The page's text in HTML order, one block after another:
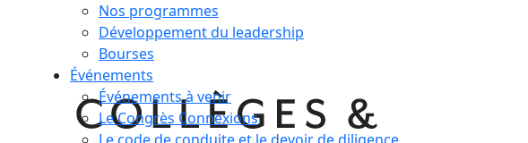
Nos programmes
Développement du leadership
Bourses
Événements
Événements à venir
Le Congrès Connexions